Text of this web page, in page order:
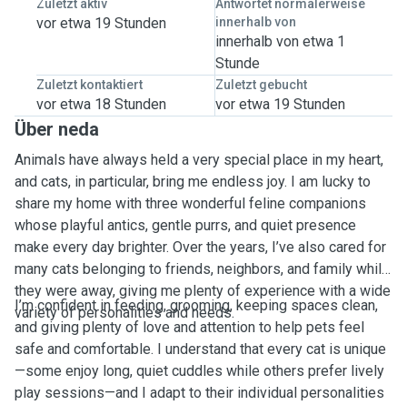
Zuletzt aktiv
vor etwa 19 Stunden
Antwortet normalerweise
innerhalb von
innerhalb von etwa 1
Stunde
Zuletzt kontaktiert
vor etwa 18 Stunden
Zuletzt gebucht
vor etwa 19 Stunden
Über neda
Animals have always held a very special place in my heart,
and cats, in particular, bring me endless joy. I am lucky to
share my home with three wonderful feline companions
whose playful antics, gentle purrs, and quiet presence
make every day brighter. Over the years, I’ve also cared for
many cats belonging to friends, neighbors, and family while
they were away, giving me plenty of experience with a wide
variety of personalities and needs.
I’m confident in feeding, grooming, keeping spaces clean,
and giving plenty of love and attention to help pets feel
safe and comfortable. I understand that every cat is unique
—some enjoy long, quiet cuddles while others prefer lively
play sessions—and I adapt to their individual personalities